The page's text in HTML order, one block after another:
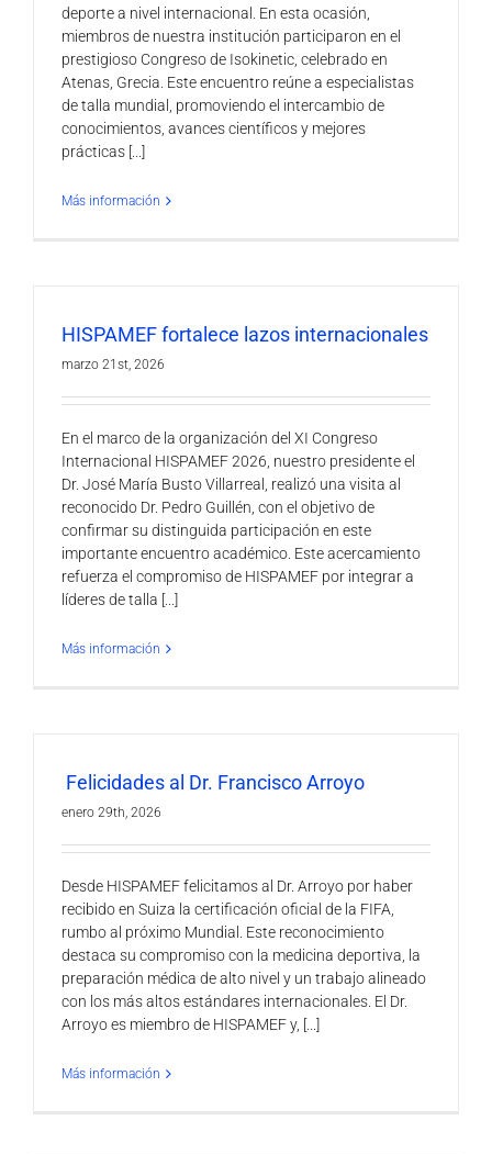
deporte a nivel internacional. En esta ocasión,
miembros de nuestra institución participaron en el
prestigioso Congreso de Isokinetic, celebrado en
Atenas, Grecia. Este encuentro reúne a especialistas
de talla mundial, promoviendo el intercambio de
conocimientos, avances científicos y mejores
prácticas [...]
Más información
HISPAMEF fortalece lazos internacionales
marzo 21st, 2026
En el marco de la organización del XI Congreso
Internacional HISPAMEF 2026, nuestro presidente el
Dr. José María Busto Villarreal, realizó una visita al
reconocido Dr. Pedro Guillén, con el objetivo de
confirmar su distinguida participación en este
importante encuentro académico. Este acercamiento
refuerza el compromiso de HISPAMEF por integrar a
líderes de talla [...]
Más información
Felicidades al Dr. Francisco Arroyo
enero 29th, 2026
Desde HISPAMEF felicitamos al Dr. Arroyo por haber
recibido en Suiza la certificación oficial de la FIFA,
rumbo al próximo Mundial. Este reconocimiento
destaca su compromiso con la medicina deportiva, la
preparación médica de alto nivel y un trabajo alineado
con los más altos estándares internacionales. El Dr.
Arroyo es miembro de HISPAMEF y, [...]
Más información